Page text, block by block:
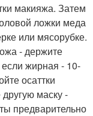
макияжа. Затем
ложки меда
или мясорубке.
- держите
жирная - 10-
осаттки
маску -
предварительно